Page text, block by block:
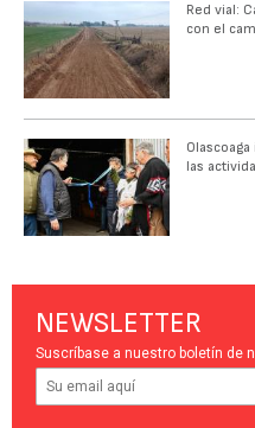
Red vial:
con el
las
NEWSLETTER
Suscríbase a nuestro boletín de